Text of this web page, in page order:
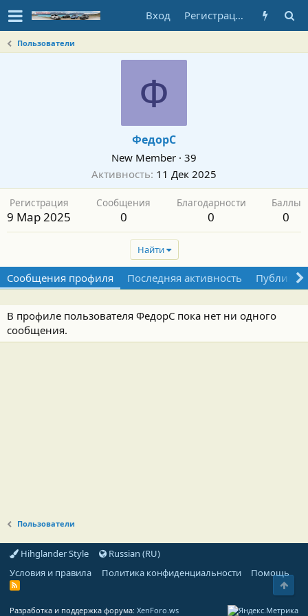
Вход Регистрация
Пользователи
Ф
ФедорС
New Member · 39
Активность 11 Дек 2025
Регистрация
9 Мар 2025
Сообщения
0
Благодарности
0
Баллы
0
Найти
Сообщения профиля Последняя активность
В профиле пользователя ФедорС пока нет ни одного
сообщения.
Пользователи
Hihglander Style
Russian (RU)
Условия и правила
Политика конфиденциальности Помощь
R
Разработка и поддержка форума: XenForo.ws